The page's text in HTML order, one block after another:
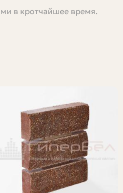
или довывеска пары рядов
выгодно купить и на что
помогут избежать лишних
рядов, укладка
по оттенку от тех, что
цветовые вариации и
в кротчайшее время.